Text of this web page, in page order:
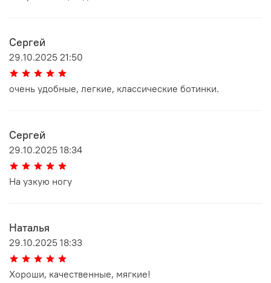
Сергей
29.10.2025 21:50
очень удобные, легкие, классические ботинки.
Сергей
29.10.2025 18:34
На узкую ногу
Наталья
29.10.2025 18:33
Хороши, качественные, мягкие!